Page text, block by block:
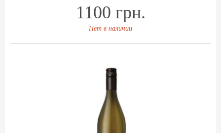
1100 грн.
Нет в наличии